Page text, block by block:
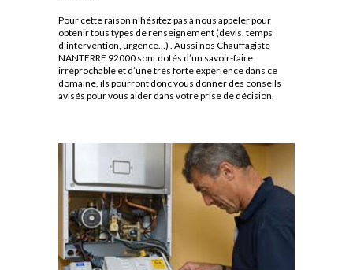
Pour cette raison n’hésitez pas à nous appeler pour
obtenir tous types de renseignement (devis, temps
d’intervention, urgence…) . Aussi nos Chauffagiste
NANTERRE 92000 sont dotés d’un savoir-faire
irréprochable et d’une très forte expérience dans ce
domaine, ils pourront donc vous donner des conseils
avisés pour vous aider dans votre prise de décision.